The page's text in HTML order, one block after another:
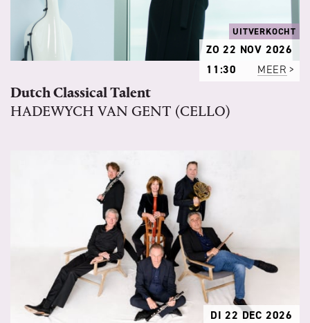
UITVERKOCHT
ZO 22 NOV 2026
11:30
MEER
Dutch Classical Talent
HADEWYCH VAN GENT (CELLO)
DI 22 DEC 2026